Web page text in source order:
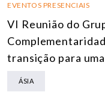
EVENTOS PRESENCIAIS
VI Reunião do
transição para
ÁSIA